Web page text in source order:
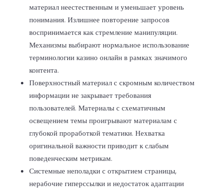
материал неестественным и уменьшает уровень
понимания. Излишнее повторение запросов
воспринимается как стремление манипуляции.
Механизмы выбирают нормальное использование
терминологии казино онлайн в рамках значимого
контента.
Поверхностный материал с скромным количеством
информации не закрывает требования
пользователей. Материалы с схематичным
освещением темы проигрывают материалам с
глубокой проработкой тематики. Нехватка
оригинальной важности приводит к слабым
поведенческим метрикам.
Системные неполадки с открытием страницы,
нерабочие гиперссылки и недостаток адаптации